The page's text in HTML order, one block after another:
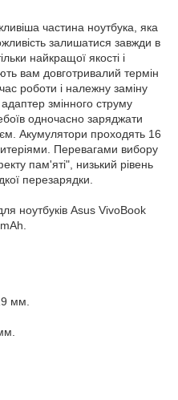
частина ноутбука, яка
залишатися завжди в
найкращої якості і
вам довготривалий термін
роботи і належну заміну
змінного струму
одночасно заряджати
Акумулятори проходять 16
Перевагами вибору
пам'яті", низький рівень
перезарядки.
ноутбуків Asus VivoBook
мм.